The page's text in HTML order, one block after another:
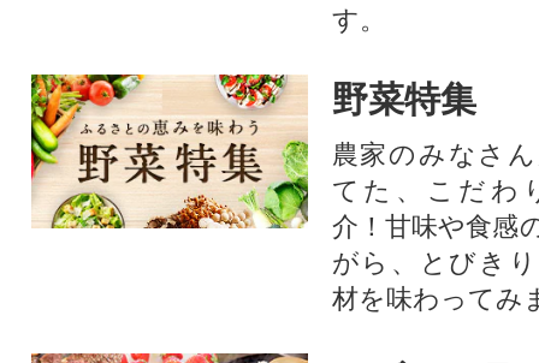
す。
野菜特集
農家のみなさ
てた、こだわ
介！甘味や食感
がら、とびき
材を味わってみ